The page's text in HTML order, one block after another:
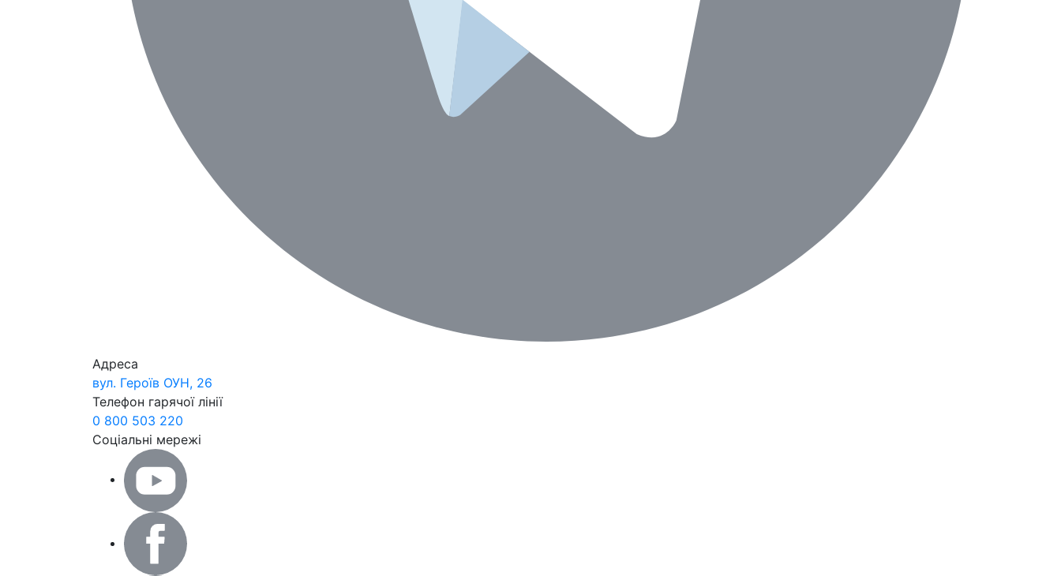
Адреса
вул. Героїв ОУН, 26
Телефон гарячої лінії
0 800 503 220
Соціальні мережі